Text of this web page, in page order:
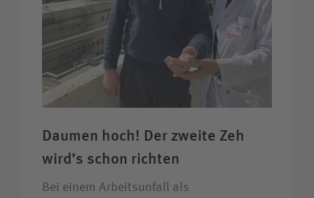
Daumen hoch! Der zweite Zeh
wird’s schon richten
Bei einem Arbeitsunfall als